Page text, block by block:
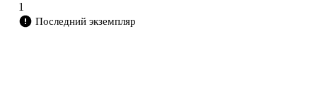
1
Последний экземпляр